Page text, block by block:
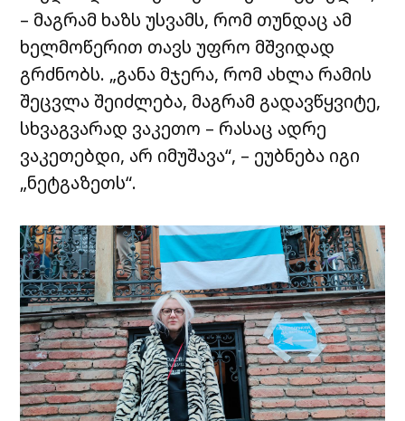
– მაგრამ ხაზს უსვამს, რომ თუნდაც ამ
ხელმოწერით თავს უფრო მშვიდად
გრძნობს. „განა მჯერა, რომ ახლა რამის
შეცვლა შეიძლება, მაგრამ გადავწყვიტე,
სხვაგვარად ვაკეთო – რასაც ადრე
ვაკეთებდი, არ იმუშავა“, – ეუბნება იგი
„ნეტგაზეთს“.